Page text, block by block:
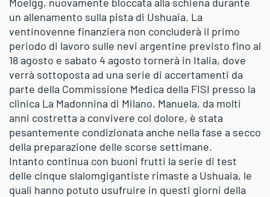
un allenamento sulla pista di Ushuaia. La
ventinovenne finanziera non concluderà il primo
periodo di lavoro sulle nevi argentine previsto fino al
18 agosto e sabato 4 agosto tornerà in Italia, dove
verrà sottoposta ad una serie di accertamenti da
parte della Commissione Medica della FISI presso la
clinica La Madonnina di Milano. Manuela, da molti
anni costretta a convivere col dolore, è stata
pesantemente condizionata anche nella fase a secco
della preparazione delle scorse settimane.
Intanto continua con buoni frutti la serie di test
delle cinque slalomgigantiste rimaste a Ushuaia, le
quali hanno potuto usufruire in questi giorni della